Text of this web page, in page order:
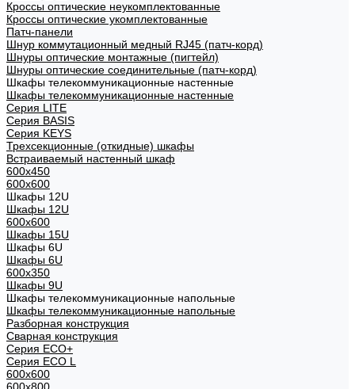
Кроссы оптические неукомплектованные
Кроссы оптические укомплектованные
Патч-панели
Шнур коммутационный медный RJ45 (патч-корд)
Шнуры оптические монтажные (пигтейл)
Шнуры оптические соединительные (патч-корд)
Шкафы телекоммуникационные настенные
Шкафы телекоммуникационные настенные
Cерия LITE
Cерия BASIS
Cерия KEYS
Трехсекционные (откидные) шкафы
Встраиваемый настенный шкаф
600x450
600x600
Шкафы 12U
Шкафы 12U
600x600
Шкафы 15U
Шкафы 6U
Шкафы 6U
600x350
Шкафы 9U
Шкафы телекоммуникационные напольные
Шкафы телекоммуникационные напольные
Разборная конструкция
Сварная конструкция
Серия ECO+
Серия ECO L
600x600